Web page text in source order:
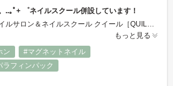
..｡ﾟ+ ゜ネイルスクール併設しています！
栃木県宇都宮市にあるネイルサロン＆ネイルスクール クイール［QUILL］です。..｡ﾟ+ ゜ 爪を彩るだけではなく、爪本来の美しさを引き出すネイルケアを大切にしています。爪に優しいプロダクト、丁寧なカウンセリング、正しい知識と確かな技術、一人ひとりにあったネイルをご提案します♪ 薄爪、深爪、巻き爪など、爪のお悩みもお任せください！健やかで美しい爪に導きます♪
もっと見る
ン
#マグネットネイル
ラフィンパック